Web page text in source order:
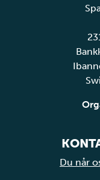
Du når